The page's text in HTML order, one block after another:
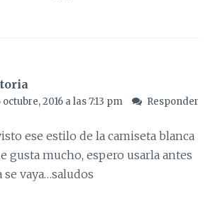
octubre, 2016 a las 7:13 pm Responder
ese estilo de la camiseta blanca
gusta mucho, espero usarla antes
vaya…saludos